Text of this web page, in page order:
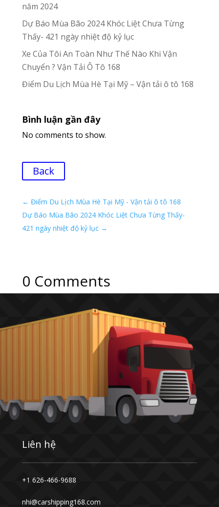
năm 2024
Dự Báo Mùa Bão 2024 Khóc Liệt Chưa Từng
Thấy- 421 ngày nhiệt độ kỷ lục
Xe Của Tôi An Toàn Như Thế Nào Khi Vận
Chuyển ? Vận Tải Ô Tô 168
Điểm Du Lịch Mùa Hè Tại Mỹ – Vận tải ô tô 168
Bình luận gần đây
No comments to show.
Back
← Điểm Du Lịch Mùa Hè Tại Mỹ - Vận tải ô tô 168
Dự Báo Mùa Bão 2024 Khóc Liệt Chưa Từng Thấy-
421 ngày nhiệt độ kỷ lục→
0 Comments
Liên hệ
+1 626-466-9688
nhi@carshipping168.com